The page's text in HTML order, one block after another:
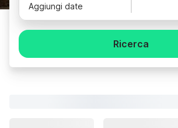
Aggiungi date
Ricerca